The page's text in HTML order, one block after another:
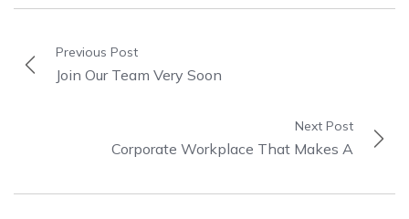
Previous Post
Join Our Team Very Soon
Next Post
Corporate Workplace That Makes A